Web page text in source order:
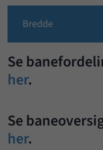
Bredde
Se
her.
Se
her.